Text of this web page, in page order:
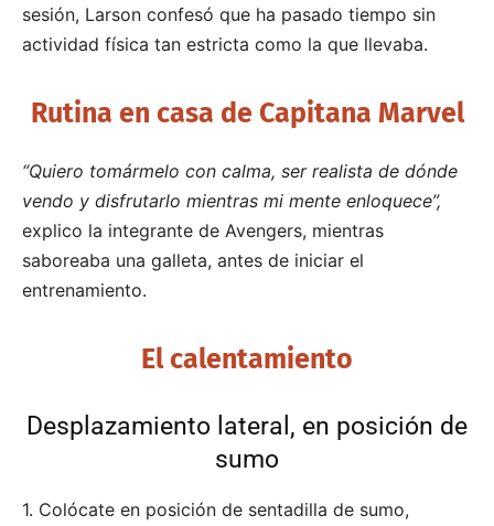
sesión, Larson confesó que ha pasado tiempo sin
actividad física tan estricta como la que llevaba.
Rutina en casa de Capitana Marvel
“Quiero tomármelo con calma, ser realista de dónde
vendo y disfrutarlo mientras mi mente enloquece”,
explico la integrante de Avengers, mientras
saboreaba una galleta, antes de iniciar el
entrenamiento.
El calentamiento
Desplazamiento lateral, en posición de
sumo
1. Colócate en posición de sentadilla de sumo,